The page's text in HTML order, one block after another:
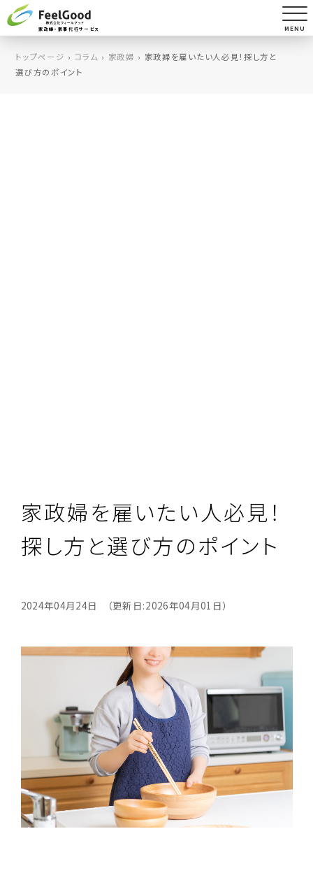
家政婦・家事代行サービス MENU
トップページ › コラム › 家政婦 › 家政婦を雇いたい人必見！探し方と
選び方のポイント
家政婦を雇いたい人必見！
探し方と選び方のポイント
2024年04月24日 （更新日:2026年04月01日）